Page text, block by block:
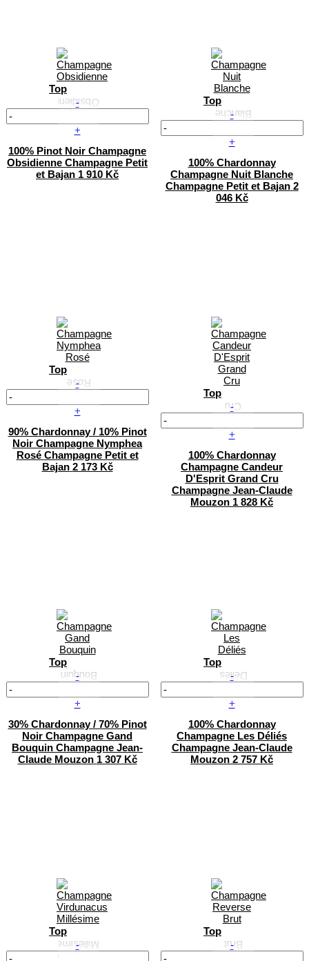
Top
-
+
100% Pinot Noir Champagne
Obsidienne Champagne Petit
et Bajan 1 910 Kč
Top
-
+
100% Chardonnay
Champagne Nuit Blanche
Champagne Petit et Bajan 2
046 Kč
Top
-
+
90% Chardonnay / 10% Pinot
Noir Champagne Nymphea
Rosé Champagne Petit et
Bajan 2 173 Kč
Top
-
+
100% Chardonnay
Champagne Candeur
D'Esprit Grand Cru
Champagne Jean-Claude
Mouzon 1 828 Kč
Top
-
+
30% Chardonnay / 70% Pinot
Noir Champagne Gand
Bouquin Champagne Jean-
Claude Mouzon 1 307 Kč
Top
-
+
100% Chardonnay
Champagne Les Déliés
Champagne Jean-Claude
Mouzon 2 757 Kč
Top
-
Top
-